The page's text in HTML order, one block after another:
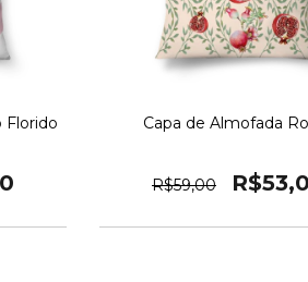
Florido
Capa de Almofada
R$59,00